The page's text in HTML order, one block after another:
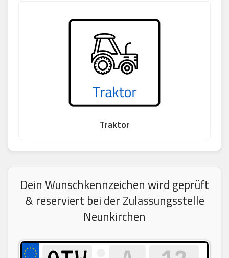
Traktor
Dein Wunschkennzeichen wird geprüft
& reserviert bei der Zulassungsstelle
Neunkirchen